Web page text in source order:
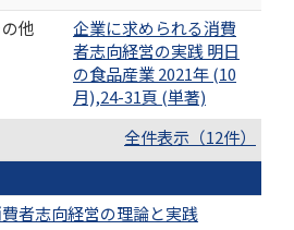
他
企業に求められる消費
者志向経営の実践 明日
の食品産業 2021年 (10
月),24-31頁 (単著)
全件表示（12件）
者志向経営の理論と実践